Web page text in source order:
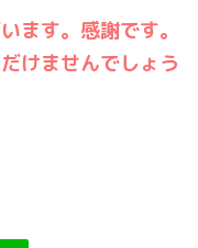
ます。感謝です。
けませんでしょう